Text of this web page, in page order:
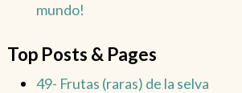
mundo!
Top Posts & Pages
49- Frutas (raras) de la selva